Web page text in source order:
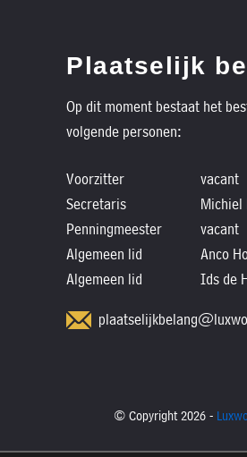
Plaatselijk
Op dit moment bestaat het
volgende personen:
Voorzitter
vacant
Secretaris
Michiel
Penningmeester
vacant
Algemeen lid
Anco
Algemeen lid
Ids de
© Copyright 2026 -